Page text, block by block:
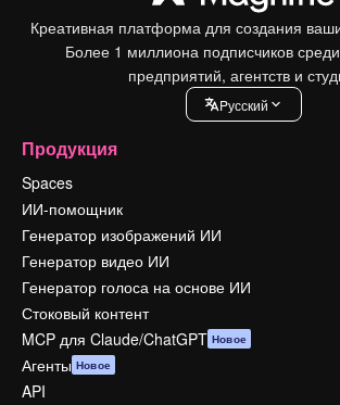
Креативная платформа для создания
Более 1 миллиона подписчиков
предприятий, агентств и
Pусский
Продукция
Spaces
ИИ-помощник
Генератор изображений ИИ
Генератор видео ИИ
Генератор голоса на основе ИИ
Стоковый контент
MCP для Claude/ChatGPT Новое
Агенты Новое
API